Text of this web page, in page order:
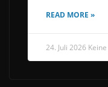
READ MORE »
24. Juli 2026